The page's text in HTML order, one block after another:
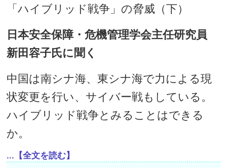
「ハイブリッド戦争」の脅威（下）
日本安全保障・危機管理学会主任研究員
新田容子氏に聞く
中国は南シナ海、東シナ海で力による現
状変更を行い、サイバー戦もしている。
ハイブリッド戦争とみることはできる
か。
...【全文を読む】